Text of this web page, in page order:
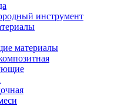
инструмент
материалы